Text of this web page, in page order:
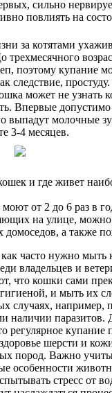
сильно
повлиять на
за котятами
поэтому купание
следствие,
может не узнать
Впервые допустимо
выпадут молочные
3-4 месяцев.
и где живет
от 2 до 6 раз в
на улице,
домоседов, а также
часто нужно мыть
владельцев и
что кошки сами
и мыть их
случаях, например,
наличии паразитов.
регулярное купание
шерсти и
пород. Важно
особенности
стресс от